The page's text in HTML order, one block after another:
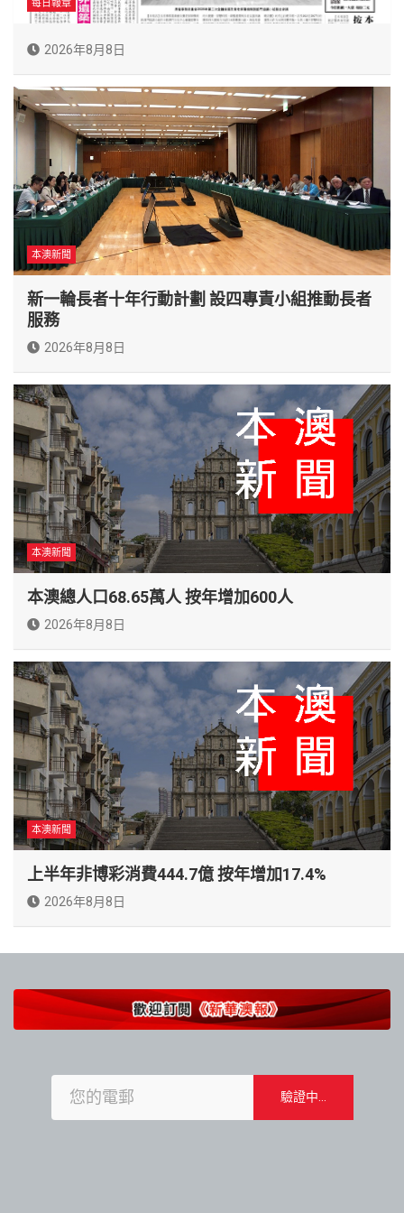
每日報章
2026年8月8日
本澳新聞
新一輪長者十年行動計劃 設四專責小組推動長者
服務
2026年8月8日
本澳新聞
本澳總人口68.65萬人 按年增加600人
2026年8月8日
本澳新聞
上半年非博彩消費444.7億 按年增加17.4%
2026年8月8日